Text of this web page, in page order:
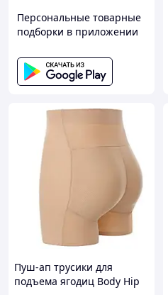
Персональные товарные
подборки в приложении
Пуш-ап трусики для
подъема ягодиц Body Hip